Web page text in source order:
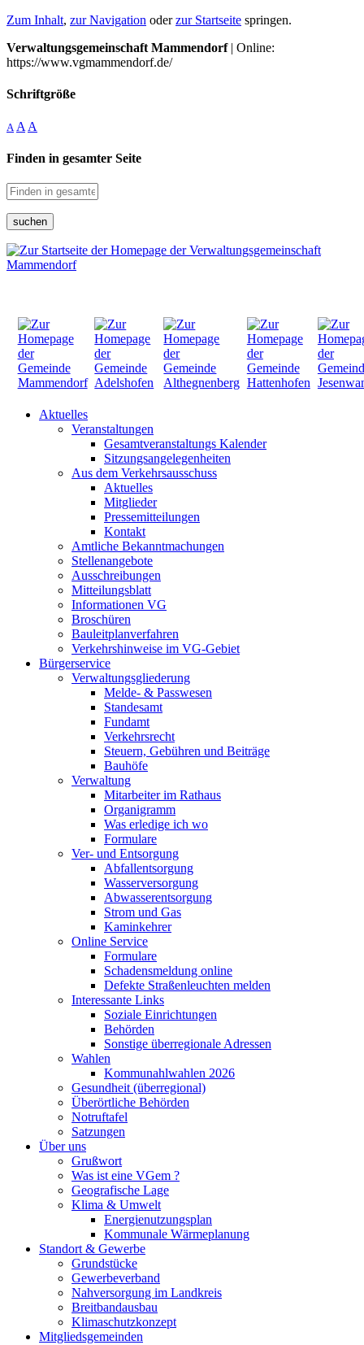
Zum Inhalt, zur Navigation oderzur Startseite springen.
Verwaltungsgemeinschaft Mammendorf| Online:
https://www.vgmammendorf.de/
Schriftgröße
A A A
Finden in gesamter Seite
suchen
Aktuelles
Veranstaltungen
Gesamtveranstaltungs Kalender
Sitzungsangelegenheiten
Aus dem Verkehrsausschuss
Aktuelles
Mitglieder
Pressemitteilungen
Kontakt
Amtliche Bekanntmachungen
Stellenangebote
Ausschreibungen
Mitteilungsblatt
Informationen VG
Broschüren
Bauleitplanverfahren
Verkehrshinweise im VG-Gebiet
Bürgerservice
Verwaltungsgliederung
Melde- & Passwesen
Standesamt
Fundamt
Verkehrsrecht
Steuern, Gebühren und Beiträge
Bauhöfe
Verwaltung
Mitarbeiter im Rathaus
Organigramm
Was erledige ich wo
Formulare
Ver- und Entsorgung
Abfallentsorgung
Wasserversorgung
Abwasserentsorgung
Strom und Gas
Kaminkehrer
Online Service
Formulare
Schadensmeldung online
Defekte Straßenleuchten melden
Interessante Links
Soziale Einrichtungen
Behörden
Sonstige überregionale Adressen
Wahlen
Kommunahlwahlen 2026
Gesundheit (überregional)
Überörtliche Behörden
Notruftafel
Satzungen
Über uns
Grußwort
Was ist eine VGem ?
Geografische Lage
Klima & Umwelt
Energienutzungsplan
Kommunale Wärmeplanung
Standort & Gewerbe
Grundstücke
Gewerbeverband
Nahversorgung im Landkreis
Breitbandausbau
Klimaschutzkonzept
Mitgliedsgemeinden